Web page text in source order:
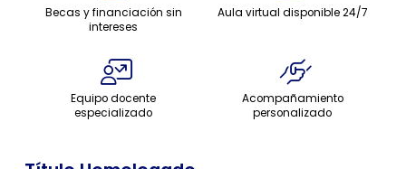
Becas y financiación sin
intereses
Aula virtual disponible 24/7
Equipo docente
especializado
Acompañamiento
personalizado